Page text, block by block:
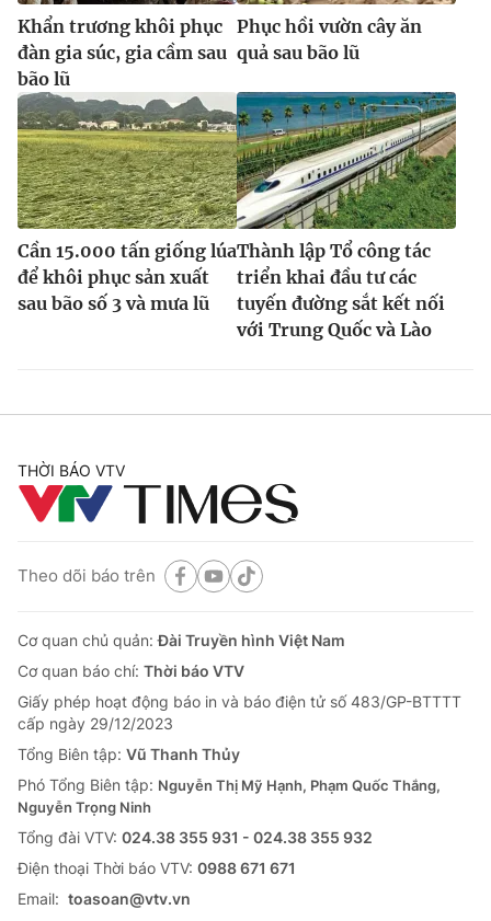
Khẩn trương khôi phục
đàn gia súc, gia cầm sau
bão lũ
Phục hồi vườn cây ăn
quả sau bão lũ
Cần 15.000 tấn giống lúa
để khôi phục sản xuất
sau bão số 3 và mưa lũ
Thành lập Tổ công tác
triển khai đầu tư các
tuyến đường sắt kết nối
với Trung Quốc và Lào
THỜI BÁO VTV
Theo dõi báo trên
Cơ quan chủ quản:Đài Truyền hình Việt Nam
Cơ quan báo chí: Thời báo VTV
Giấy phép hoạt động báo in và báo điện tử số 483/GP-BTTTT
cấp ngày 29/12/2023
Tổng Biên tập: Vũ Thanh Thủy
Phó Tổng Biên tập: Nguyễn Thị Mỹ Hạnh, Phạm Quốc Thắng,
Nguyễn Trọng Ninh
Tổng đài VTV: 024.38 355 931 - 024.38 355 932
Ðiện thoại Thời báo VTV: 0988 671 671
Email: toasoan@vtv.vn